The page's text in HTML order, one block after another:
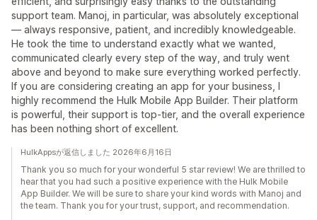
support team. Manoj, in particular, was absolutely exceptional
— always responsive, patient, and incredibly knowledgeable.
He took the time to understand exactly what we wanted,
communicated clearly every step of the way, and truly went
above and beyond to make sure everything worked perfectly.
If you are considering creating an app for your business, I
highly recommend the Hulk Mobile App Builder. Their platform
is powerful, their support is top-tier, and the overall experience
has been nothing short of excellent.
HulkAppsが返信しました 2026年6月16日
Thank you so much for your wonderful 5 star review! We are thrilled to
hear that you had such a positive experience with the Hulk Mobile
App Builder. We will be sure to share your kind words with Manoj and
the team. Thank you for your trust, support, and recommendation.